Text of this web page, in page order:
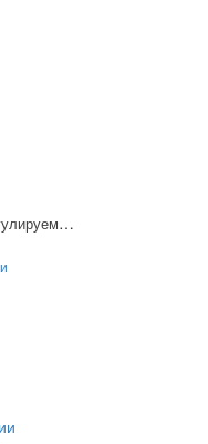
Реле давления регулируемое LPS-35